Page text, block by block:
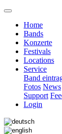
Home
Bands
Konzerte
Festivals
Locations
Service
Band
Fotos News
Support
Login